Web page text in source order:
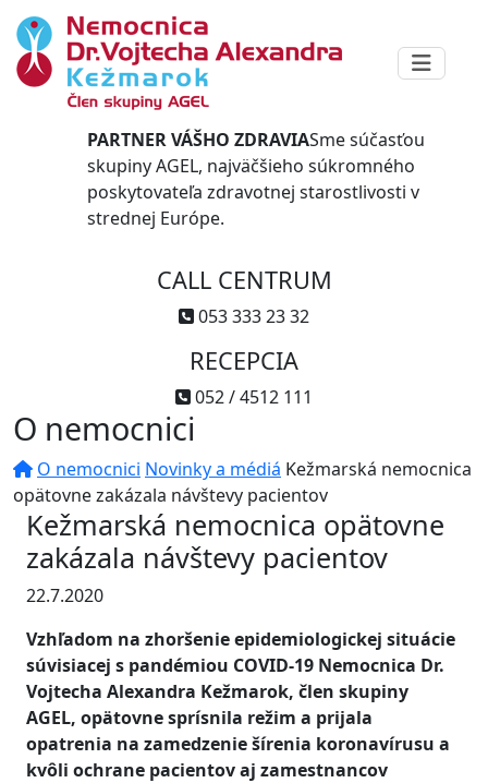
PARTNER VÁŠHO ZDRAVIASme súčasťou
skupiny AGEL, najväčšieho súkromného
poskytovateľa zdravotnej starostlivosti v
strednej Európe.
CALL CENTRUM
053 333 23 32
RECEPCIA
052 / 4512 111
O nemocnici
O nemocnici Novinky a médiá Kežmarská nemocnica
opätovne zakázala návštevy pacientov
Kežmarská nemocnica opätovne
zakázala návštevy pacientov
22.7.2020
Vzhľadom na zhoršenie epidemiologickej situácie
súvisiacej s pandémiou COVID-19 Nemocnica Dr.
Vojtecha Alexandra Kežmarok, člen skupiny
AGEL, opätovne sprísnila režim a prijala
opatrenia na zamedzenie šírenia koronavírusu a
kvôli ochrane pacientov aj zamestnancov